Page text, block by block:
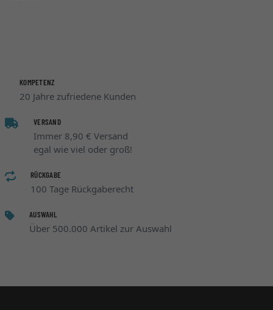
KOMPETENZ
20 Jahre zufriedene Kunden
VERSAND
Immer 8,90 € Versand
egal wie viel oder groß!
RÜCKGABE
100 Tage Rückgaberecht
AUSWAHL
Über 500.000 Artikel zur Auswahl